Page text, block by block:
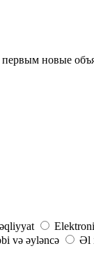
первым новые
və əyləncə Əl